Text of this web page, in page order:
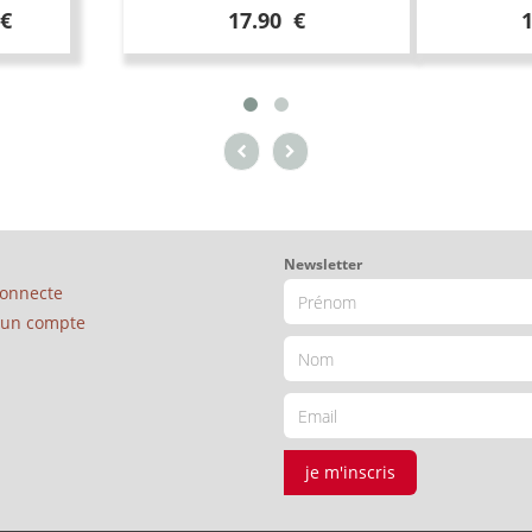
17.90 €
compte
Newsletter
je m'inscris